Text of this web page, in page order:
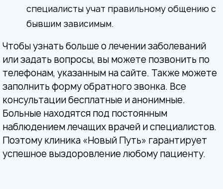
специалисты учат правильному общению с
бывшим зависимым.
Чтобы узнать больше о лечении заболеваний
или задать вопросы, вы можете позвонить по
телефонам, указанным на сайте. Также можете
заполнить форму обратного звонка. Все
консультации бесплатные и анонимные.
Больные находятся под постоянным
наблюдением лечащих врачей и специалистов.
Поэтому клиника «Новый Путь» гарантирует
успешное выздоровление любому пациенту.